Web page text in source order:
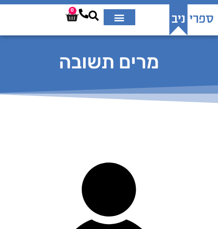
0
מרים תשובה